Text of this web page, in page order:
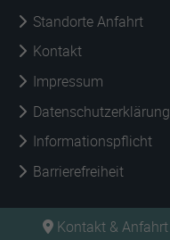
Standorte Anfahrt
Kontakt
Impressum
Datenschutzerklärung
Informationspflicht
Barrierefreiheit
Kontakt & Anfahrt